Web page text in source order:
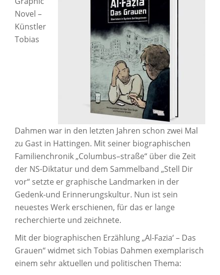
Novel –
Künstler
Tobias
Dahmen war in den letzten Jahren schon zwei Mal
zu Gast in Hattingen. Mit seiner biographischen
Familienchronik „Columbus–straße“ über die Zeit
der NS-Diktatur und dem Sammelband „Stell Dir
vor“ setzte er graphische Landmarken in der
Gedenk-und Erinnerungskultur. Nun ist sein
neuestes Werk erschienen, für das er lange
recherchierte und zeichnete.
Mit der biographischen Erzählung „Al-Fazia‘ – Das
Grauen“ widmet sich Tobias Dahmen exemplarisch
einem sehr aktuellen und politischen Thema: